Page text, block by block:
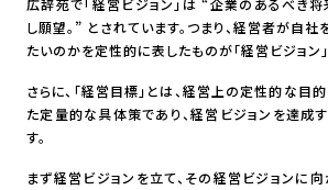
広辞苑で「経営ビジョン」は “企業のあるべき
し願望。” とされています。つまり、経営者が自
たいのかを定性的に表したものが「経営ビジョン」
さらに、「経営目標」とは、経営上の定性的な目
た定量的な具体策であり、経営ビジョンを達成
す。
まず経営ビジョンを立て、その経営ビジョンに